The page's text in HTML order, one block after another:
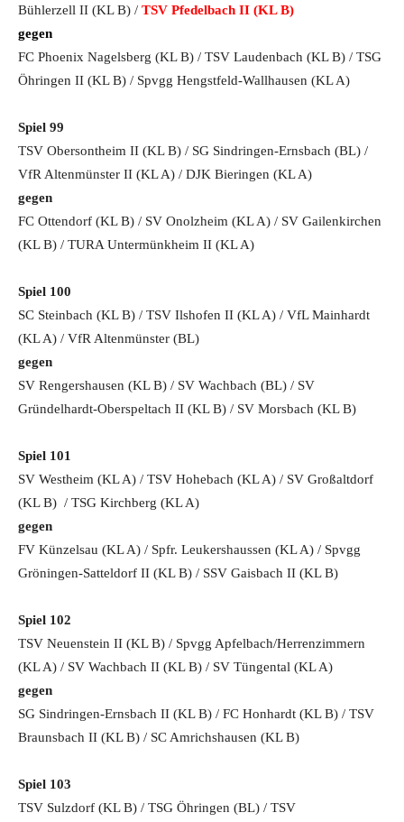
Bühlerzell II (KL B) / TSV Pfedelbach II (KL B)
gegen
FC Phoenix Nagelsberg (KL B) / TSV Laudenbach (KL B) / TSG
Öhringen II (KL B) / Spvgg Hengstfeld-Wallhausen (KL A)
Spiel 99
TSV Obersontheim II (KL B) / SG Sindringen-Ernsbach (BL) /
VfR Altenmünster II (KL A) / DJK Bieringen (KL A)
gegen
FC Ottendorf (KL B) / SV Onolzheim (KL A) / SV Gailenkirchen
(KL B) / TURA Untermünkheim II (KL A)
Spiel 100
SC Steinbach (KL B) / TSV Ilshofen II (KL A) / VfL Mainhardt
(KL A) / VfR Altenmünster (BL)
gegen
SV Rengershausen (KL B) / SV Wachbach (BL) / SV
Gründelhardt-Oberspeltach II (KL B) / SV Morsbach (KL B)
Spiel 101
SV Westheim (KL A) / TSV Hohebach (KL A) / SV Großaltdorf
(KL B) / TSG Kirchberg (KL A)
gegen
FV Künzelsau (KL A) / Spfr. Leukershaussen (KL A) / Spvgg
Gröningen-Satteldorf II (KL B) / SSV Gaisbach II (KL B)
Spiel 102
TSV Neuenstein II (KL B) / Spvgg Apfelbach/Herrenzimmern
(KL A) / SV Wachbach II (KL B) / SV Tüngental (KL A)
gegen
SG Sindringen-Ernsbach II (KL B) / FC Honhardt (KL B) / TSV
Braunsbach II (KL B) / SC Amrichshausen (KL B)
Spiel 103
TSV Sulzdorf (KL B) / TSG Öhringen (BL) / TSV